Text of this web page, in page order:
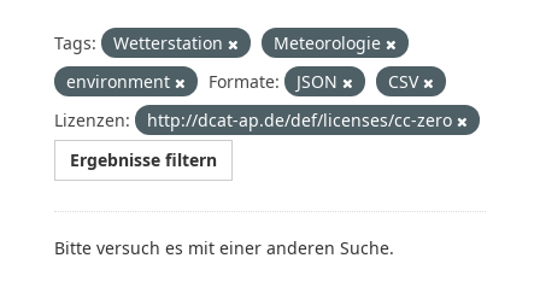
Tags: Wetterstation
Meteorologie
environment
Formate: JSON
CSV
Lizenzen:
http://dcat-ap.de/def/licenses/cc-zero
Ergebnisse filtern
Bitte versuch es mit einer anderen Suche.